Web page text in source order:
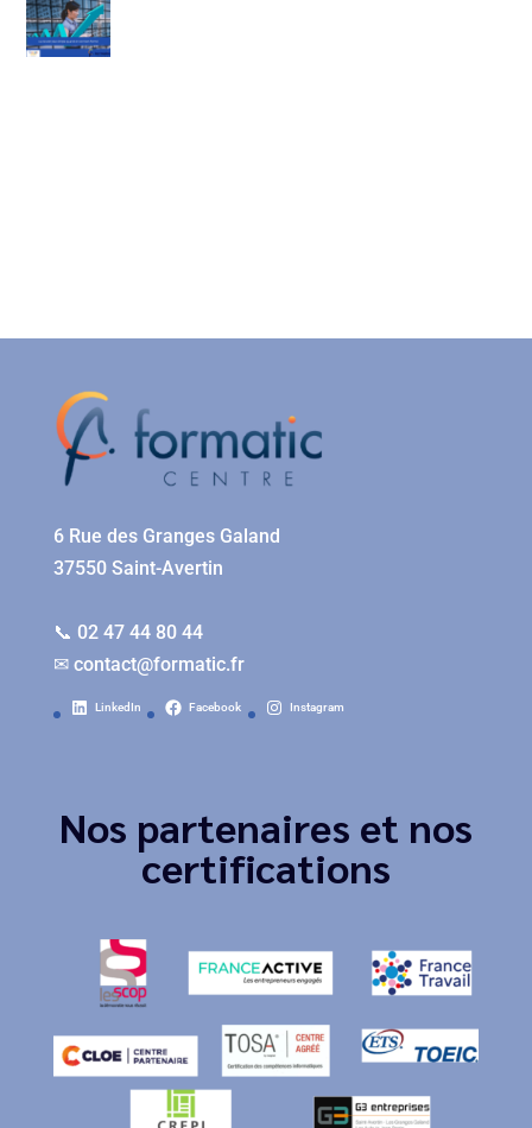
6 Rue des Granges Galand
37550 Saint-Avertin
📞 02 47 44 80 44
✉ contact@formatic.fr
LinkedIn Facebook Instagram
Nos partenaires et nos
certifications